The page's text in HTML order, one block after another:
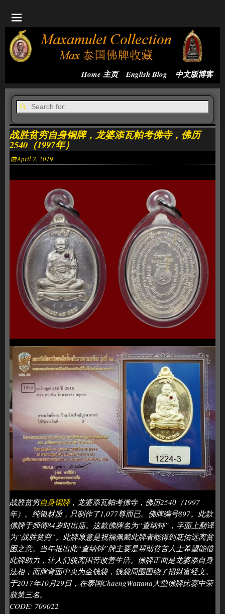
Home 主页 English Blog 中文版博客
战胜贫穷自身铜牌，龙婆添瓦帕考佛寺，佛历
2540（1997年）
April 2, 2019
战胜贫穷自身铜牌，龙婆添瓦帕考佛寺，佛历2540（1997
年）。纯银材质，只制作了1,077尊而已。佛牌编号897。此款
佛牌于师傅84岁时出庙。这款佛牌名为“查纳钟”，字面上翻译
为“战胜贫穷”。此牌原意是祝福佩戴此牌者能得到庇佑远离贫
困之意。当年推出此“查纳钟”牌主要是帮助贫苦人士希望能借
此牌助力，让人们脱离困苦改善生活。佛牌正面是龙婆添自身
法相，而牌背面中央为金钱袋，钱袋周围围绕了招财富经文。
于2017年10月29日，在泰国ChaengWattana大型佛牌比赛中荣
获第三名。
CODE: 709022